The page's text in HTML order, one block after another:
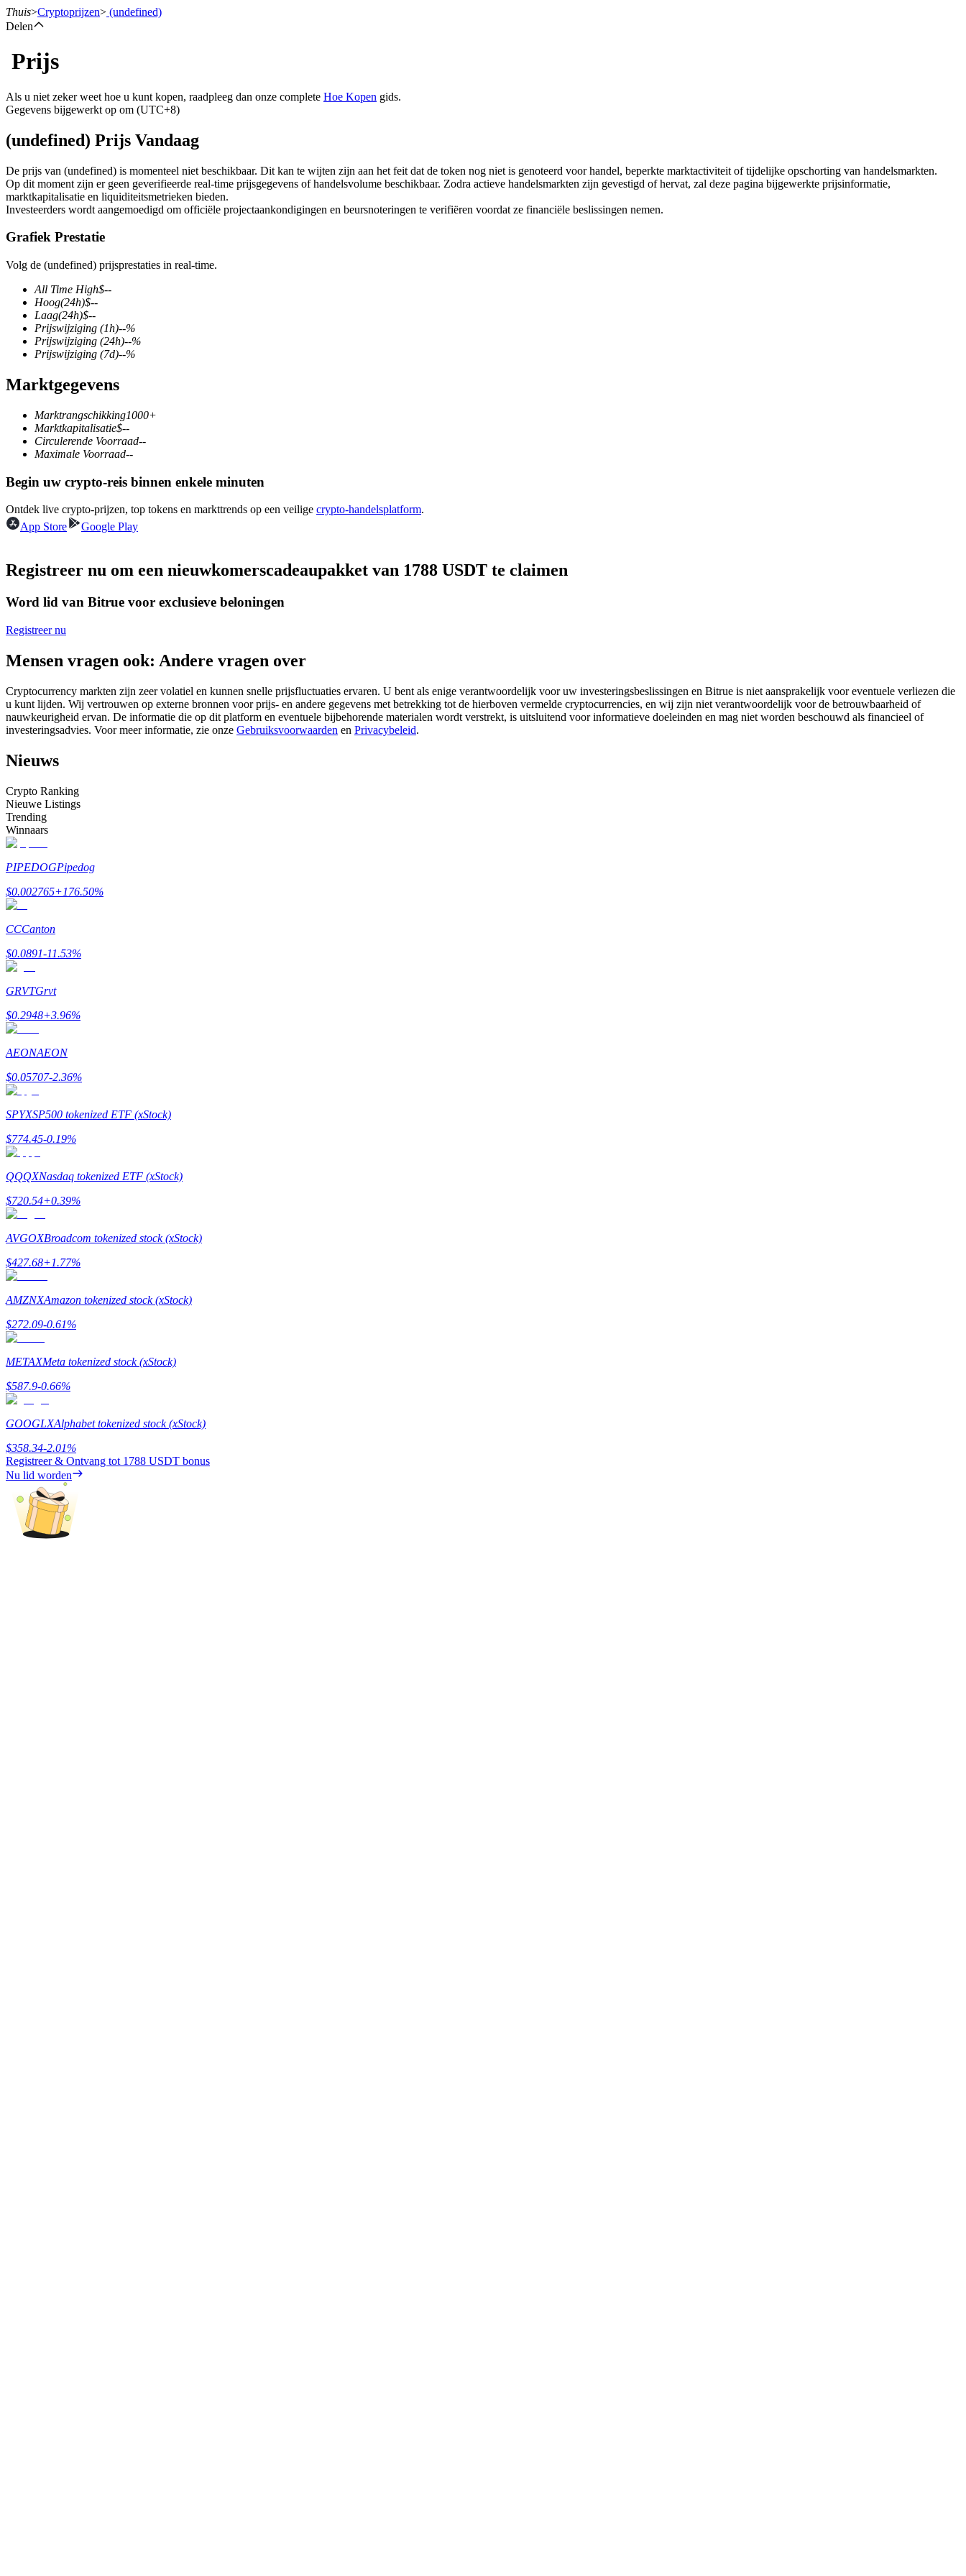
Termijncontracten
USDT-futures
Futures met USDT als onderpand
COIN-M-futures
Cryptocurrency-futures
Derivaten voor aandelen, forex, edelmetalen en grondstoffen
USDC-futures
Futures met USDC als onderpand
Kopiëren Handel
Sluit je aan bij top traders
Informatie
Big data-analyse inclusief handelsinformatie, enz.
Gids
Futures-startgids
Handelsstrategieën
Leer hoe u winstgevend kunt blijven
Thuis>Cryptoprijzen> (undefined)
Delen
Prijs
Als u niet zeker weet hoe u kunt kopen, raadpleeg dan onze complete Hoe Kopen gids.
Gegevens bijgewerkt op om (UTC+8)
(undefined) Prijs Vandaag
De prijs van (undefined) is momenteel niet beschikbaar. Dit kan te wijten zijn aan het feit dat de token nog niet is genoteerd voor handel, beperkte marktactiviteit of tijdelijke opschorting van handelsmarkten.
Op dit moment zijn er geen geverifieerde real-time prijsgegevens of handelsvolume beschikbaar. Zodra actieve handelsmarkten zijn gevestigd of hervat, zal deze pagina bijgewerkte prijsinformatie,
marktkapitalisatie en liquiditeitsmetrieken bieden.
Investeerders wordt aangemoedigd om officiële projectaankondigingen en beursnoteringen te verifiëren voordat ze financiële beslissingen nemen.
Grafiek Prestatie
Volg de (undefined) prijsprestaties in real-time.
All Time High$--
Hoog(24h)$--
Laag(24h)$--
Prijswijziging (1h)--%
Prijswijziging (24h)--%
Prijswijziging (7d)--%
Marktgegevens
Marktrangschikking1000+
Marktkapitalisatie$--
Circulerende Voorraad--
Maximale Voorraad--
Begin uw crypto-reis binnen enkele minuten
Ontdek live crypto-prijzen, top tokens en markttrends op een veilige crypto-handelsplatform.
App Store
Google Play
Registreer nu om een nieuwkomerscadeaupakket van 1788 USDT te claimen
Word lid van Bitrue voor exclusieve beloningen
Registreer nu
Mensen vragen ook: Andere vragen over
Cryptocurrency markten zijn zeer volatiel en kunnen snelle prijsfluctuaties ervaren. U bent als enige verantwoordelijk voor uw investeringsbeslissingen en Bitrue is niet aansprakelijk voor eventuele verliezen die
u kunt lijden. Wij vertrouwen op externe bronnen voor prijs- en andere gegevens met betrekking tot de hierboven vermelde cryptocurrencies, en wij zijn niet verantwoordelijk voor de betrouwbaarheid of
nauwkeurigheid ervan. De informatie die op dit platform en eventuele bijbehorende materialen wordt verstrekt, is uitsluitend voor informatieve doeleinden en mag niet worden beschouwd als financieel of
investeringsadvies. Voor meer informatie, zie onze Gebruiksvoorwaarden en Privacybeleid.
Nieuws
Crypto Ranking
Nieuwe Listings
Trending
Winnaars
PIPEDOGPipedog
$0.002765+176.50%
CCCanton
$0.0891-11.53%
GRVTGrvt
$0.2948+3.96%
AEONAEON
$0.05707-2.36%
SPYXSP500 tokenized ETF (xStock)
$774.45-0.19%
QQQXNasdaq tokenized ETF (xStock)
$720.54+0.39%
AVGOXBroadcom tokenized stock (xStock)
$427.68+1.77%
AMZNXAmazon tokenized stock (xStock)
$272.09-0.61%
METAXMeta tokenized stock (xStock)
$587.9-0.66%
GOOGLXAlphabet tokenized stock (xStock)
$358.34-2.01%
Registreer & Ontvang tot 1788 USDT bonus
Nu lid worden